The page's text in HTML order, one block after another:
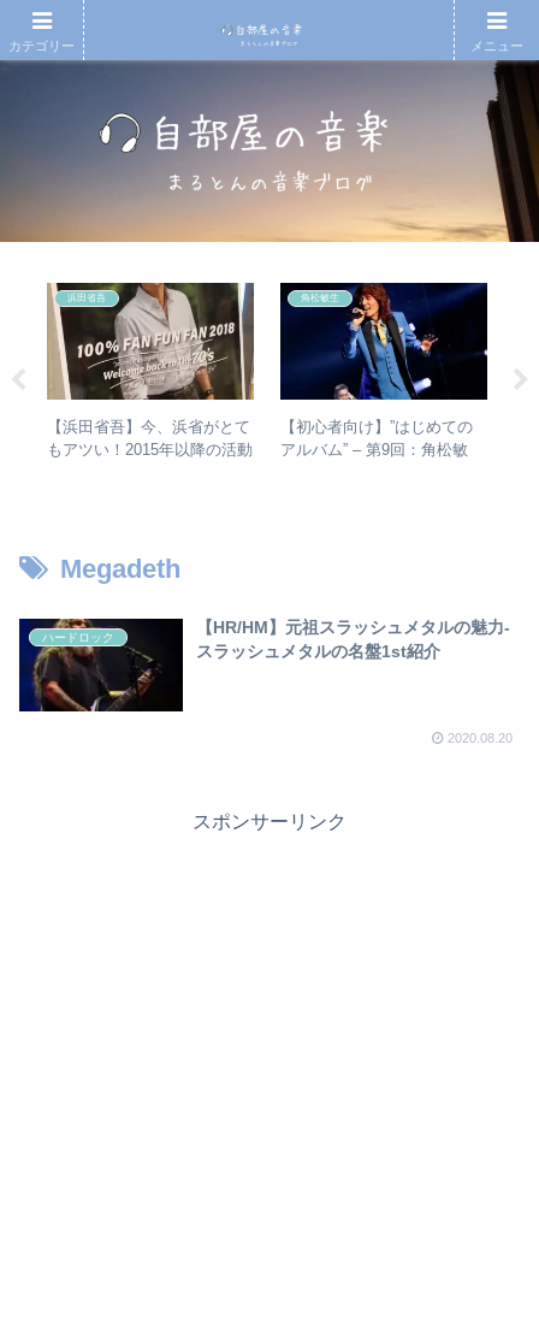
浜田省吾
【浜田省吾】今、浜省がとて
もアツい！2015年以降の活動
角松敏生
【初心者向け】”はじめての
アルバム” – 第9回：角松敏
Megadeth
ハードロック
【HR/HM】元祖スラッシュメタルの魅力-
スラッシュメタルの名盤1st紹介
2020.08.20
スポンサーリンク
カテゴリー メニュー